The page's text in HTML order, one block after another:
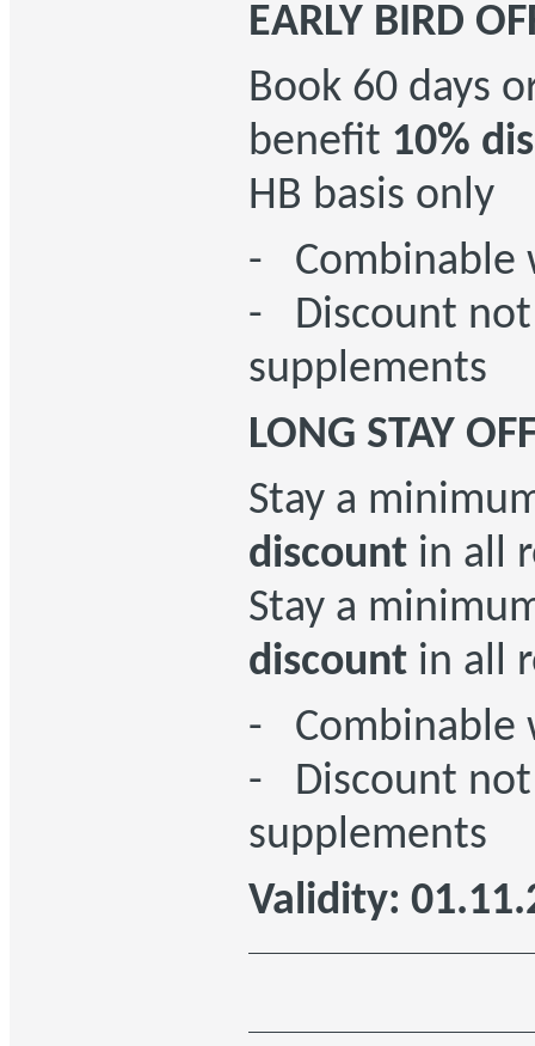
EARLY BIRD
Book 60 days
benefit 10%
HB basis only
- Combinable
- Discount not
supplements
LONG STAY
Stay a
discountin all
Stay a
discountin all
- Combinable
- Discount not
supplements
Validity: